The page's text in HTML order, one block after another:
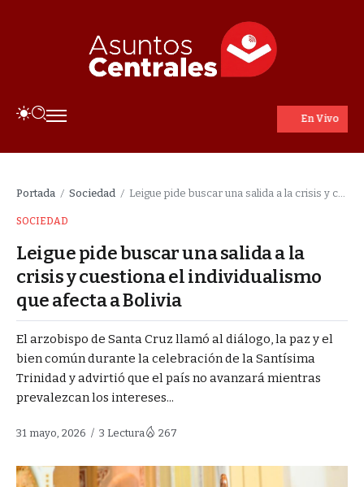
Portada / Sociedad / Leigue pide buscar una salida a la crisis y cuestiona el individualismo que afecta a Bolivia
SOCIEDAD
Leigue pide buscar una salida a la
crisis y cuestiona el individualismo
que afecta a Bolivia
El arzobispo de Santa Cruz llamó al diálogo, la paz y el
bien común durante la celebración de la Santísima
Trinidad y advirtió que el país no avanzará mientras
prevalezcan los intereses...
31 mayo, 2026 3 Lectura 267